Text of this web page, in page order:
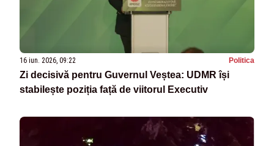
16 iun. 2026, 09:22 Politica
Zi decisivă pentru Guvernul Veștea: UDMR își
stabilește poziția față de viitorul Executiv